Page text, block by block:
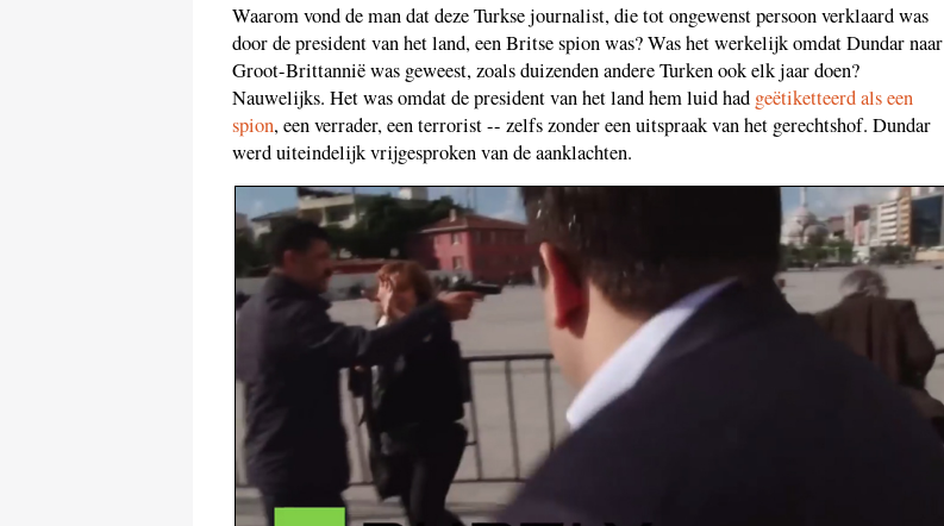
Waarom vond de man dat deze Turkse journalist, die tot ongewenst persoon verklaard was
door de president van het land, een Britse spion was? Was het werkelijk omdat Dundar naar
Groot-Brittannië was geweest, zoals duizenden andere Turken ook elk jaar doen?
Nauwelijks. Het was omdat de president van het land hem luid had geëtiketteerd als een
spion, een verrader, een terrorist -- zelfs zonder een uitspraak van het gerechtshof. Dundar
werd uiteindelijk vrijgesproken van de aanklachten.